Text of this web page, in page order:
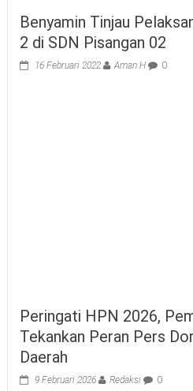
Benyamin Tinjau
2 di SDN Pisangan 02
16 Februari 2022 Aman H 0
Peringati HPN 2026,
Tekankan Peran Pers
Daerah
9 Februari 2026 Redaksi 0